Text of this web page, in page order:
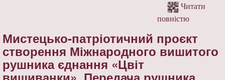
Читати
повністю
Мистецько-патріотичний проєкт
створення Міжнародного вишитого
рушника єднання «Цвіт